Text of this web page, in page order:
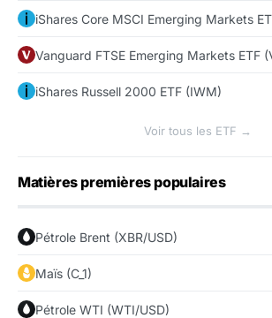
iShares Core MSCI Emerging Markets
Vanguard FTSE Emerging Markets ETF
iShares Russell 2000 ETF (IWM)
Voir tous les ETF →
Matières premières populaires
Pétrole Brent (XBR/USD)
Maïs (C_1)
Pétrole WTI (WTI/USD)